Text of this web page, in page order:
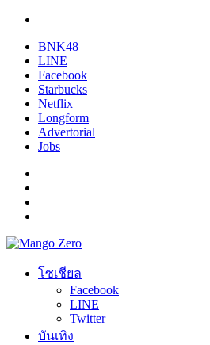
BNK48
LINE
Facebook
Starbucks
Netflix
Longform
Advertorial
Jobs
โซเชียล
Facebook
LINE
Twitter
บันเทิง